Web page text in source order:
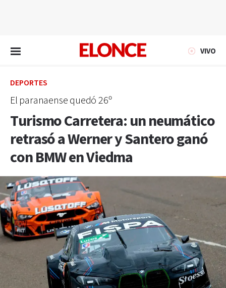
VIVO
DEPORTES
El paranaense quedó 26º
Turismo Carretera: un neumático
retrasó a Werner y Santero ganó
con BMW en Viedma